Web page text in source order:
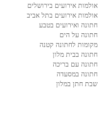
אולמות אירועים בירושלים
אולמות אירועים בתל אביב
חתונה ואירועים בטבע
חתונה על הים
מקומות לחתונה קטנה
חתונה בבית מלון
חתונה עם בריכה
חתונה במסעדה
שבת חתן במלון